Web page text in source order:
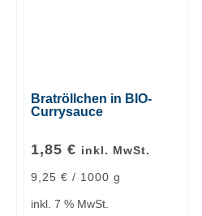
Bratröllchen in BIO-
Currysauce
1,85 € inkl. MwSt.
9,25 € / 1000 g
inkl. 7 % MwSt.